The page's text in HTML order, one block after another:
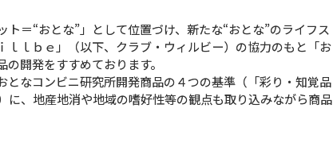
＝“おとな”」として位置づけ、新たな“おとな”のライフス
ｌｂｅ」（以下、クラブ・ウィルビー）の協力のもと「お
開発をすすめております。
なコンビニ研究所開発商品の４つの基準（「彩り・知覚品
、地産地消や地域の嗜好性等の観点も取り込みながら商品